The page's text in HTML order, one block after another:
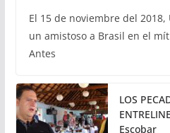
El 15 de noviembre del
un amistoso a Brasil en el
Antes
LOS
Escobar